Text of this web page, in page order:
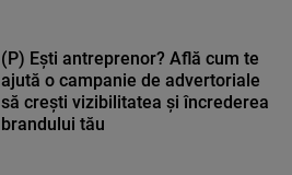
(P) Ești antreprenor? Află cum te
ajută o campanie de advertoriale
să crești vizibilitatea și încrederea
brandului tău